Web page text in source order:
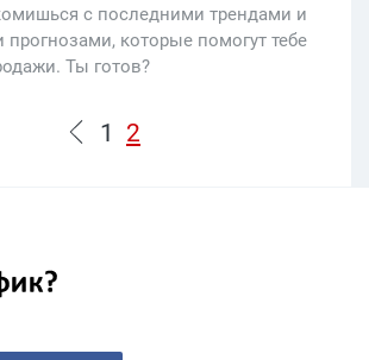
с последними трендами и
которые помогут тебе
Ты готов?
1 2